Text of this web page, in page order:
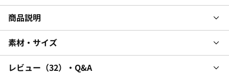
商品説明
素材・サイズ
レビュー 32 ・Q&A